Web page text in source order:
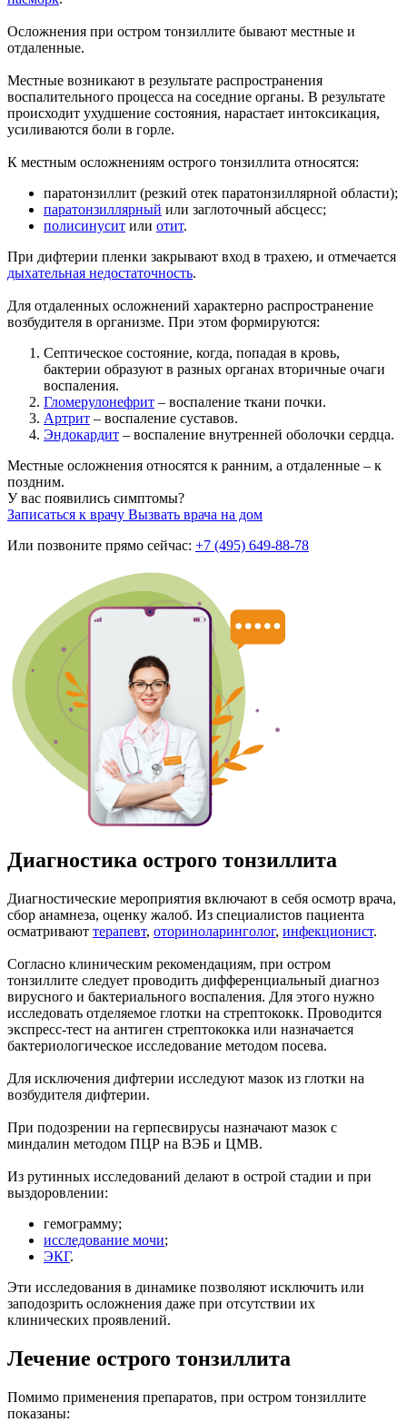
Осложнения при остром тонзиллите бывают местные и
отдаленные.
Местные возникают в результате распространения
воспалительного процесса на соседние органы. В результате
происходит ухудшение состояния, нарастает интоксикация,
усиливаются боли в горле.
К местным осложнениям острого тонзиллита относятся:
паратонзиллит (резкий отек паратонзиллярной области);
паратонзиллярный или заглоточный абсцесс;
полисинусит или отит.
При дифтерии пленки закрывают вход в трахею, и отмечается
дыхательная недостаточность.
Для отдаленных осложнений характерно распространение
возбудителя в организме. При этом формируются:
Септическое состояние, когда, попадая в кровь,
бактерии образуют в разных органах вторичные очаги
воспаления.
Гломерулонефрит – воспаление ткани почки.
Артрит – воспаление суставов.
Эндокардит – воспаление внутренней оболочки сердца.
Местные осложнения относятся к ранним, а отдаленные – к
поздним.
У вас появились симптомы?
Записаться к врачу Вызвать врача на дом
Или позвоните прямо сейчас: +7 (495) 649-88-78
Диагностика острого тонзиллита
Диагностические мероприятия включают в себя осмотр врача,
сбор анамнеза, оценку жалоб. Из специалистов пациента
осматривают терапевт, оториноларинголог, инфекционист.
Согласно клиническим рекомендациям, при остром
тонзиллите следует проводить дифференциальный диагноз
вирусного и бактериального воспаления. Для этого нужно
исследовать отделяемое глотки на стрептококк. Проводится
экспресс-тест на антиген стрептококка или назначается
бактериологическое исследование методом посева.
Для исключения дифтерии исследуют мазок из глотки на
возбудителя дифтерии.
При подозрении на герпесвирусы назначают мазок с
миндалин методом ПЦР на ВЭБ и ЦМВ.
Из рутинных исследований делают в острой стадии и при
выздоровлении:
гемограмму;
исследование мочи;
ЭКГ.
Эти исследования в динамике позволяют исключить или
заподозрить осложнения даже при отсутствии их
клинических проявлений.
Лечение острого тонзиллита
Помимо применения препаратов, при остром тонзиллите
показаны: